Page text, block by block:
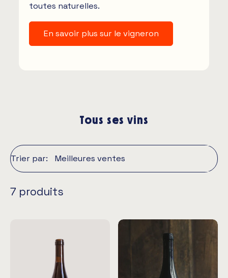
toutes naturelles.
En savoir plus sur le vigneron
Tous ses vins
Trier par:
7 produits